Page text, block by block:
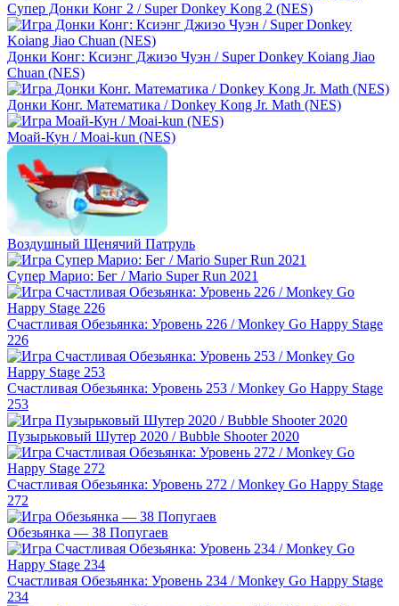
Супер Донки Конг 2 / Super Donkey Kong 2 (NES)
Донки Конг: Ксиэнг Джиэо Чуэн / Super Donkey Koiang Jiao
Chuan (NES)
Донки Конг. Математика / Donkey Kong Jr. Math (NES)
Моай-Кун / Moai-kun (NES)
Воздушный Щенячий Патруль
Супер Марио: Бег / Mario Super Run 2021
Счастливая Обезьянка: Уровень 226 / Monkey Go Happy Stage
226
Счастливая Обезьянка: Уровень 253 / Monkey Go Happy Stage
253
Пузырьковый Шутер 2020 / Bubble Shooter 2020
Счастливая Обезьянка: Уровень 272 / Monkey Go Happy Stage
272
Обезьянка — 38 Попугаев
Счастливая Обезьянка: Уровень 234 / Monkey Go Happy Stage
234